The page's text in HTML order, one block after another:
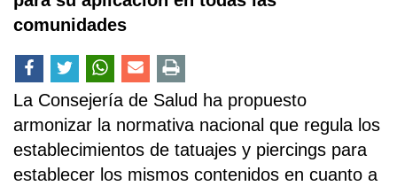
comunidades
La Consejería de Salud ha propuesto
armonizar la normativa nacional que regula los
establecimientos de tatuajes y piercings para
establecer los mismos contenidos en cuanto a